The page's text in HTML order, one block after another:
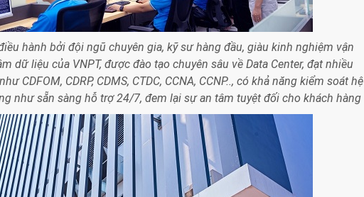
hành bởi đội ngũ chuyên gia, kỹ sư hàng đầu, giàu kinh nghiệm vận
dữ liệu của VNPT, được đào tạo chuyên sâu về Data Center, đạt nhiều
CDFOM, CDRP, CDMS, CTDC, CCNA, CCNP.., có khả năng kiểm soát hệ
như sẵn sàng hỗ trợ 24/7, đem lại sự an tâm tuyệt đối cho khách hàng